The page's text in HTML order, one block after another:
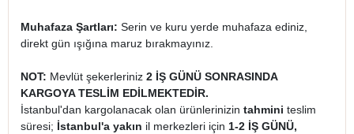
Muhafaza Şartları: Serin ve kuru yerde muhafaza ediniz,
direkt gün ışığına maruz bırakmayınız.
NOT: Mevlüt şekerleriniz 2 İŞ GÜNÜ SONRASINDA
KARGOYA TESLİM EDİLMEKTEDİR.
İstanbul'dan kargolanacak olan ürünlerinizin tahmini teslim
süresi; İstanbul'a yakın il merkezleri için 1-2 İŞ GÜNÜ,